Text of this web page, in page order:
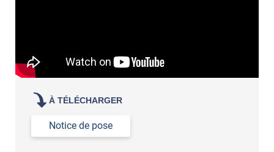
À TÉLÉCHARGER
Notice de pose